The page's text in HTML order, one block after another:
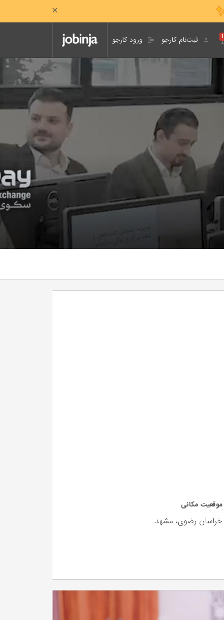
ورود کارجو ثبت‌نام کارجو ۱
موقعیت مکانی
خراسان رضوی، مشهد